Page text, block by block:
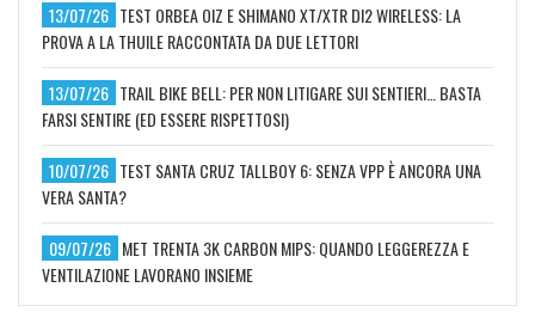
13/07/26 TEST ORBEA OIZ E SHIMANO XT/XTR DI2 WIRELESS: LA
PROVA A LA THUILE RACCONTATA DA DUE LETTORI
13/07/26 TRAIL BIKE BELL: PER NON LITIGARE SUI SENTIERI… BASTA
FARSI SENTIRE (ED ESSERE RISPETTOSI)
10/07/26 TEST SANTA CRUZ TALLBOY 6: SENZA VPP È ANCORA UNA
VERA SANTA?
09/07/26 MET TRENTA 3K CARBON MIPS: QUANDO LEGGEREZZA E
VENTILAZIONE LAVORANO INSIEME